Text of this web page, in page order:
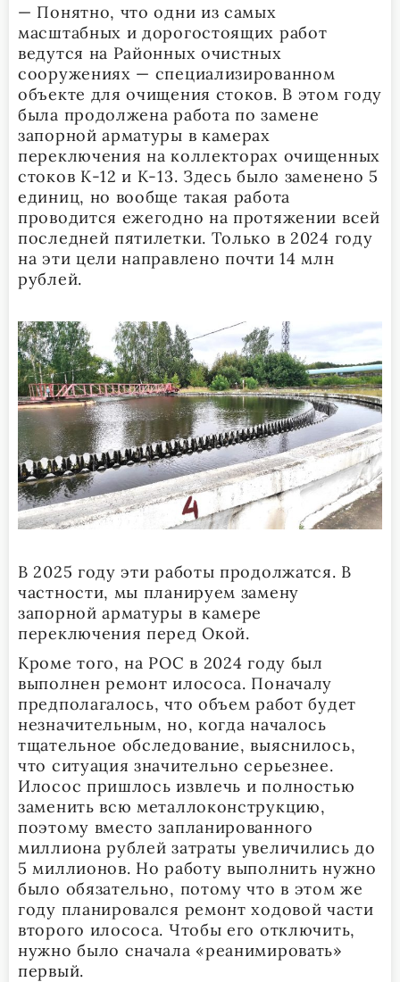
— Понятно, что одни из самых
масштабных и дорогостоящих работ
ведутся на Районных очистных
сооружениях — специализированном
объекте для очищения стоков. В этом году
была продолжена работа по замене
запорной арматуры в камерах
переключения на коллекторах очищенных
стоков К-12 и К-13. Здесь было заменено 5
единиц, но вообще такая работа
проводится ежегодно на протяжении всей
последней пятилетки. Только в 2024 году
на эти цели направлено почти 14 млн
рублей.
В 2025 году эти работы продолжатся. В
частности, мы планируем замену
запорной арматуры в камере
переключения перед Окой.
Кроме того, на РОС в 2024 году был
выполнен ремонт илососа. Поначалу
предполагалось, что объем работ будет
незначительным, но, когда началось
тщательное обследование, выяснилось,
что ситуация значительно серьезнее.
Илосос пришлось извлечь и полностью
заменить всю металлоконструкцию,
поэтому вместо запланированного
миллиона рублей затраты увеличились до
5 миллионов. Но работу выполнить нужно
было обязательно, потому что в этом же
году планировался ремонт ходовой части
второго илососа. Чтобы его отключить,
нужно было сначала «реанимировать»
первый.